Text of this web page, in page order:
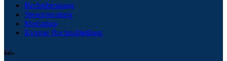
Rechtsberatung
Steuerberatung
Mediation
Externe Rechtsabteilung
Info